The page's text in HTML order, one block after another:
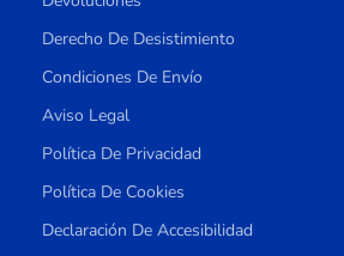
Derecho De Desistimiento
Condiciones De Envío
Aviso Legal
Política De Privacidad
Política De Cookies
Declaración De Accesibilidad